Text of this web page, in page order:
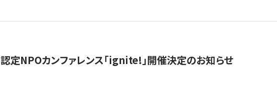
認定NPOカンファレンス「ignite!」開催決定のお知らせ